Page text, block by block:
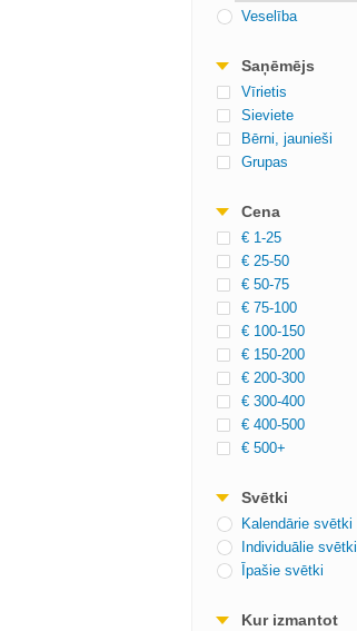
Veselība
Saņēmējs
Vīrietis
Sieviete
Bērni, jaunieši
Grupas
Cena
€ 1-25
€ 25-50
€ 50-75
€ 75-100
€ 100-150
€ 150-200
€ 200-300
€ 300-400
€ 400-500
€ 500+
Svētki
Kalendārie svētki
Individuālie svētki
Īpašie svētki
Kur izmantot